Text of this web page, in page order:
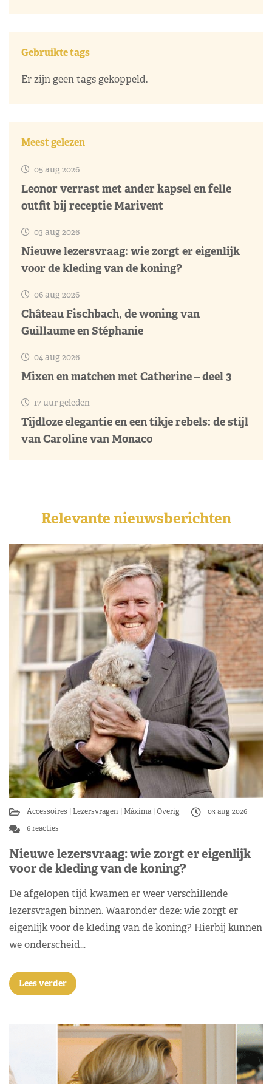
Gebruikte tags
Er zijn geen tags gekoppeld.
Meest gelezen
05 aug 2026
Leonor verrast met ander kapsel en felle
outfit bij receptie Marivent
03 aug 2026
Nieuwe lezersvraag: wie zorgt er eigenlijk
voor de kleding van de koning?
06 aug 2026
Château Fischbach, de woning van
Guillaume en Stéphanie
04 aug 2026
Mixen en matchen met Catherine – deel 3
17 uur geleden
Tijdloze elegantie en een tikje rebels: de stijl
van Caroline van Monaco
Relevante nieuwsberichten
Accessoires Lezersvragen Máxima Overig
03 aug 2026
6 reacties
Nieuwe lezersvraag: wie zorgt er eigenlijk
voor de kleding van de koning?
De afgelopen tijd kwamen er weer verschillende
lezersvragen binnen. Waaronder deze: wie zorgt er
eigenlijk voor de kleding van de koning? Hierbij kunnen
we onderscheid…
Lees verder